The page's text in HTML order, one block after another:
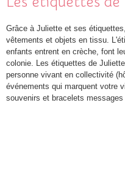
Grâce à Juliette et ses
vêtements et objets en tissu.
enfants entrent en crèche, font
colonie. Les étiquettes de
personne vivant en collectivité
événements qui marquent votre
souvenirs et bracelets